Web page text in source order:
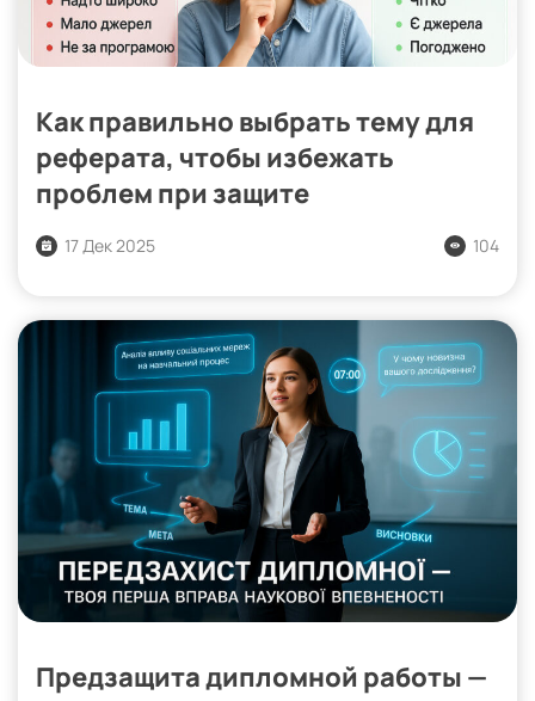
Как правильно выбрать тему для
реферата, чтобы избежать
проблем при защите
17 Дек 2025 104
Предзащита дипломной работы —